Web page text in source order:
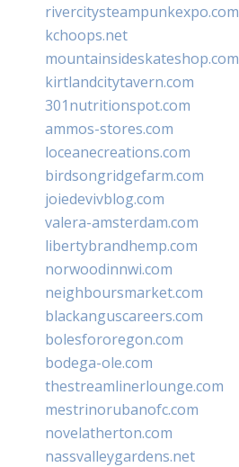
rivercitysteampunkexpo.com
kchoops.net
mountainsideskateshop.com
kirtlandcitytavern.com
301nutritionspot.com
ammos-stores.com
loceanecreations.com
birdsongridgefarm.com
joiedevivblog.com
valera-amsterdam.com
libertybrandhemp.com
norwoodinnwi.com
neighboursmarket.com
blackanguscareers.com
bolesfororegon.com
bodega-ole.com
thestreamlinerlounge.com
mestrinorubanofc.com
novelatherton.com
nassvalleygardens.net